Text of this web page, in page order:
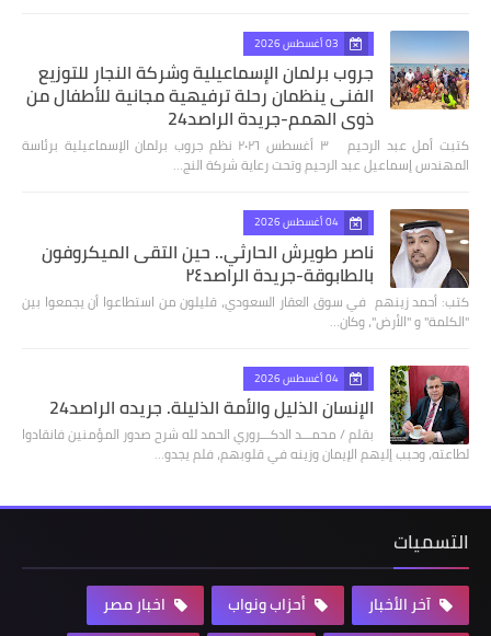
03 أغسطس 2026
جروب برلمان الإسماعيلية وشركة النجار للتوزيع
الفنى ينظمان رحلة ترفيهية مجانية للأطفال من
ذوي الهمم-جريدة الراصد24
كتبت أمل عبد الرحيم ٣ أغسطس ٢٠٢٦ نظم جروب برلمان الإسماعيلية برئاسة
المهندس إسماعيل عبد الرحيم وتحت رعاية شركة النج…
04 أغسطس 2026
ناصر طويرش الحارثي.. حين التقى الميكروفون
بالطابوقة-جريدة الراصد٢٤
كتب: أحمد زينهم في سوق العقار السعودي، قليلون من استطاعوا أن يجمعوا بين
"الكلمة" و "الأرض"، وكان…
04 أغسطس 2026
الإنسان الذليل والأمة الذليلة. جريده الراصد24
بقلم / محمـــد الدكـــروري الحمد لله شرح صدور المؤمنين فانقادوا
لطاعته، وحبب إليهم الإيمان وزينه في قلوبهم، فلم يجدو…
التسميات
آخر الأخبار أحزاب ونواب
اخبار مصر